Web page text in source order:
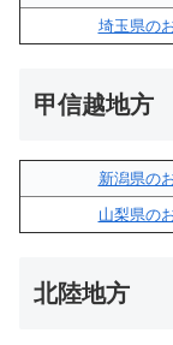
埼玉県の
甲信越地方
新潟県の
山梨県の
北陸地方